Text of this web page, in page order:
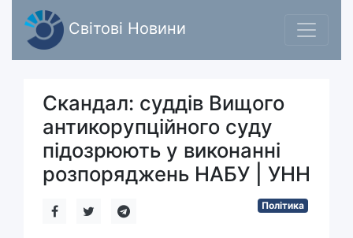
Світові Новини
Скандал: суддів Вищого
антикорупційного суду
підозрюють у виконанні
розпоряджень НАБУ | УНН
Політика